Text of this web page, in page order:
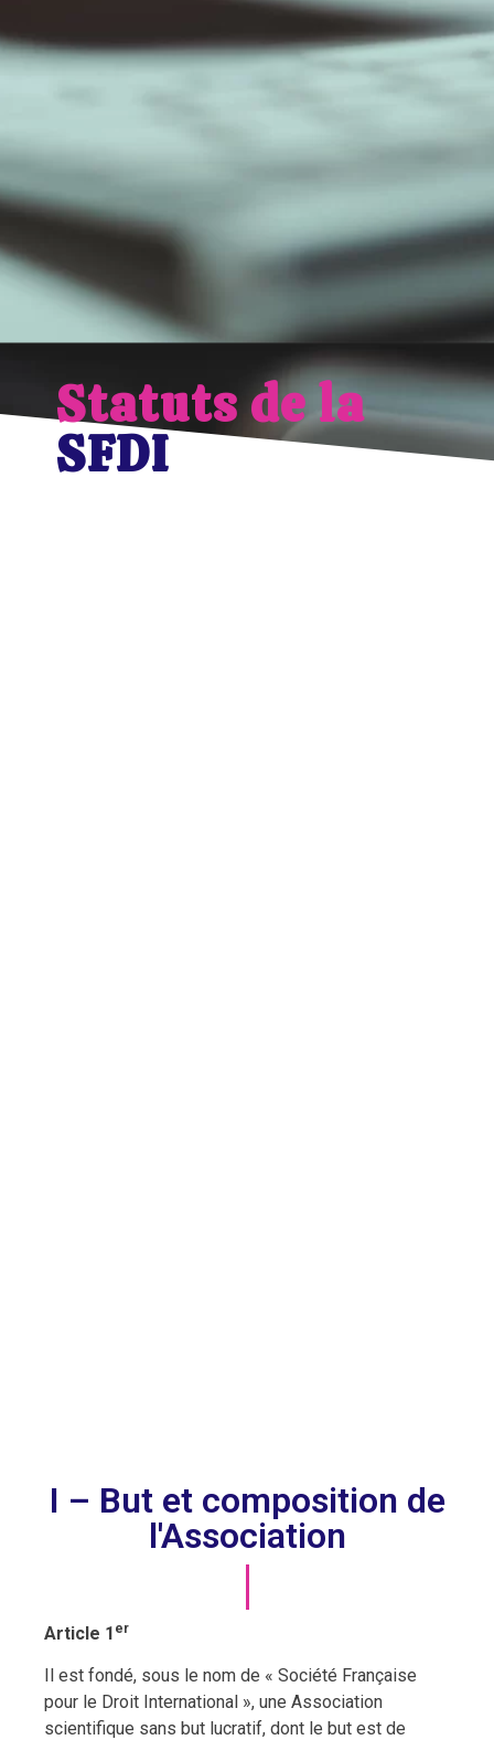
Statuts de la
SFDI
I – But et composition de
l'Association
Article 1 er
Il est fondé, sous le nom de « Société Française
pour le Droit International », une Association
scientifique sans but lucratif, dont le but est de